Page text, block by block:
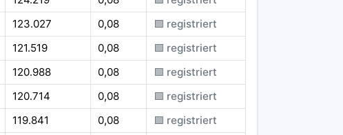
123.027 0,08
🟪 registriert
121.519 0,08
🟪 registriert
120.988 0,08
🟪 registriert
120.714 0,08
🟪 registriert
119.841 0,08
🟪 registriert